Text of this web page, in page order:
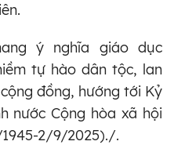
ý nghĩa giáo dục
tự hào dân tộc, lan
đồng, hướng tới Kỷ
nước Cộng hòa xã hội
2/9/2025)./.